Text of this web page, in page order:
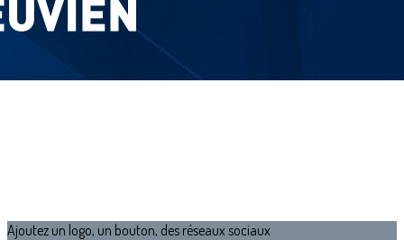
Ajoutez un logo, un bouton, des réseaux sociaux